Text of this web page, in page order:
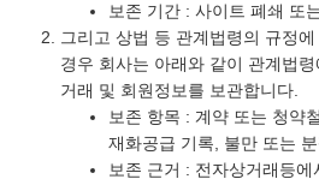
보존 기간 : 사이트 폐쇄 또
그리고 상법 등 관계법령의 규정
경우 회사는 아래와 같이 관계법
거래 및 회원정보를 보관합니다.
보존 항목 : 계약 또는 청약
재화공급 기록, 불만 또는
보존 근거 : 전자상거래등